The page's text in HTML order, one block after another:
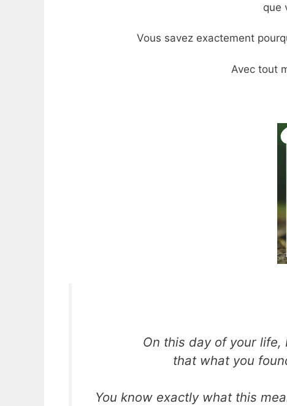
que
Vous savez exactement
Avec tout
On this day of your
that what you
You know exactly what this